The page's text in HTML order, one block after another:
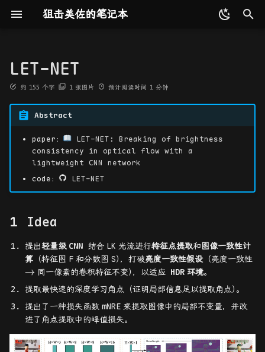
狙击美佐的笔记本
入
以
开
始
友链
Go
算法相关
人工智能基础 神经网络与深度学习
高性能计算
GPU 编程
OpenMP 基础
软件相关
COM 原理与应用
数据库相关
系统相关
杂项
2D 射影几何和变换
3D 射影几何和变换
估计——2D 射影变换
算法评价和误差分析
摄像机模型
计算摄像机矩阵 P
单视图几何
对极几何和基本矩阵
摄像机和结构的 3D 重构
Bonn
KITTI
Waymo
EndoNeRF
StereoMIS
Hamlyn
SCARED
GeoTransformer
MAC
FastMAC
DS-SLAM
Detect-SLAM
FlowFusion
RigidFusion
Crowd-SLAM
iMAP
Co-SLAM
NICE-SLAM
NID-SLAM
DDN-SLAM
4DGS
SplaTAM
MonoGS
LoopSplat
Splat-SLAM
WildGS-SLAM
4DTAM
4DGS-SLAM
FreeTimeGS
MASt3R
Spann3R
Fast3R
InstantSplat
MonST3R
DAS3R
CUT3R
Easi3R
MASt3R-SLAM
Endo-4DGS
EndoGaussian
EndoGS
LGS
ST-Endo4DGS
Deform3DGS
EH-SurGS
Endo-4DGX
ColorGS
三维空间刚体运动
Experiments
Transformer
BERT
书生·浦语大模型实战营 第三节
第五节
2025 AI 冬令营
杂项
最优化理论与方法
无约束最优化的梯度方法
矩阵分析与应用
矩阵微分
组合数学
命令行工具
Docker 命令相关
CI 工具
站点生成工具
mkdocs
视频图像处理工具
AI 工具
LET-NET
约 155 个字 1 张图片 预计阅读时间 1 分钟
Abstract
paper：
LET-NET: Breaking of brightness
consistency in optical flow with a
lightweight CNN network
code：
LET-NET
Idea
提出轻量级 CNN 结合 LK 光流进行特征点提取和图像一致性计
算 （特征图 F 和分数图 S），打破亮度一致性假设（亮度一致性
→ 同一像素的卷积特征不变），以适应 HDR 环境。
提取最快速的深度学习角点（证明局部信息足以提取角点）。
提出了一种损失函数 mNRE 来提取图像中的局部不变量，并改
进了角点提取中的峰值损失。